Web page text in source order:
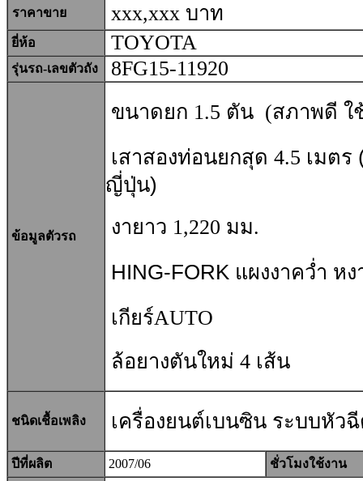
ราคาขาย xxx,xxx บาท
ยี่ห้อ TOYOTA
รุ่นรถ-เลขตัวถัง 8FG15-11920
ข้อมูลตัวรถ
ขนาดยก 1.5 ตัน (สภาพดี ใ
เสาสองท่อนยกสุด 4.5 เมตร
ญี่ปุ่น)
งายาว 1,220 มม.
HING-FORK แผงงาคว่ำ หง
เกียร์AUTO
ล้อยางตันใหม่ 4 เส้น
ชนิดเชื้อเพลิง เครื่องยนต์เบนซิน ระบบหัว
ปีที่ผลิต 2007/06 ชั่วโมงใช้งาน